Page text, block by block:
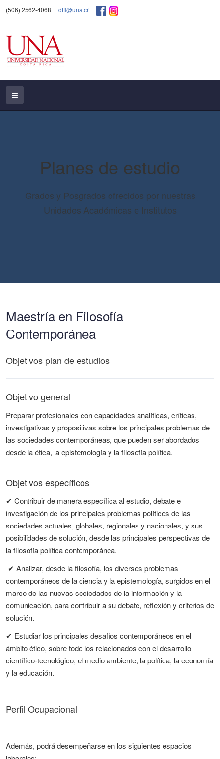
(506) 2562-4068 dffl@una.cr
Planes de estudio
Grados y Posgrados ofrecidos por nuestras
Unidades Académicas e Institutos
Maestría en Filosofía
Contemporánea
Objetivos plan de estudios
Objetivo general
Preparar profesionales con capacidades analíticas, críticas,
investigativas y propositivas sobre los principales problemas de
las sociedades contemporáneas, que pueden ser abordados
desde la ética, la epistemología y la filosofía política.
Objetivos específicos
✔ Contribuir de manera específica al estudio, debate e
investigación de los principales problemas políticos de las
sociedades actuales, globales, regionales y nacionales, y sus
posibilidades de solución, desde las principales perspectivas de
la filosofía política contemporánea.
✔ Analizar, desde la filosofía, los diversos problemas
contemporáneos de la ciencia y la epistemología, surgidos en el
marco de las nuevas sociedades de la información y la
comunicación, para contribuir a su debate, reflexión y criterios de
solución.
✔ Estudiar los principales desafíos contemporáneos en el
ámbito ético, sobre todo los relacionados con el desarrollo
científico-tecnológico, el medio ambiente, la política, la economía
y la educación.
Perfil Ocupacional
Además, podrá desempeñarse en los siguientes espacios